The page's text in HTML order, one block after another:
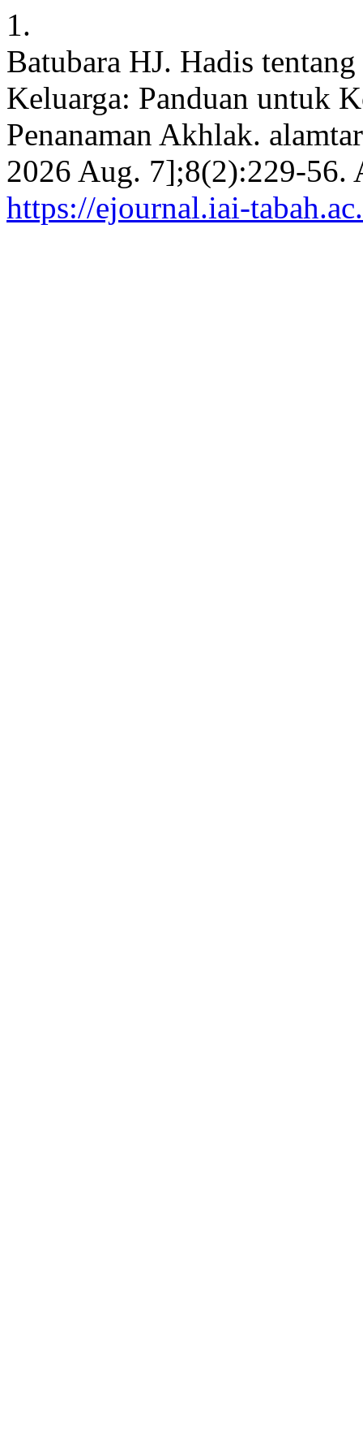
1.
Batubara HJ. Hadis
Keluarga: Panduan untuk
Penanaman Akhlak.
2026 Aug. 7];8(2):229-56.
https://ejournal.iai-